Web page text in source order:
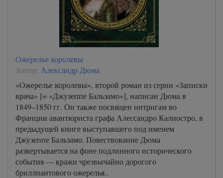
Ожерелье королевы
Автор: Александр Дюма
«Ожерелье королевы», второй роман из серии «Записки
врача» [= «Джузеппе Бальзамо»], написан Дюма в
1849–1850 гг. Он также посвящен интригам во
Франции авантюриста графа Алессандро Калиостро, в
предыдущей книге выступавшего под именем
Джузеппе Бальзамо. Повествование Дюма
развертывается на фоне подлинного исторического
события — кражи чрезвычайно дорогого
бриллиантового ожерелья..